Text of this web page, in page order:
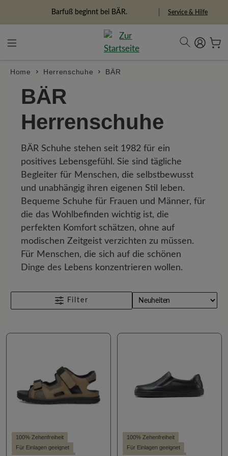
Barfuß beginnt bei BÄR. Service & Hilfe
Home Herrenschuhe BÄR
BÄR
Herrenschuhe
BÄR Schuhe stehen seit 1982 für ein
positives Lebensgefühl. Sie sind tägliche
Begleiter für Menschen, die selbstbewusst
und unabhängig ihren eigenen Stil leben.
Bequeme Schuhe für Frauen und Männer, für
die das Wohlbefinden wichtig ist, die
perfekten Komfort schätzen, ohne auf
modischen Zeitgeist verzichten zu müssen.
Für Menschen, die sich auf die schönen
Dinge des Lebens konzentrieren wollen.
Filter
100% Zehenfreiheit
Für Einlagen geeignet
100% Zehenfreiheit
Für Einlagen geeignet